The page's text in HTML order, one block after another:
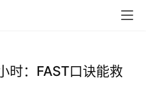
时：FAST口诀能救